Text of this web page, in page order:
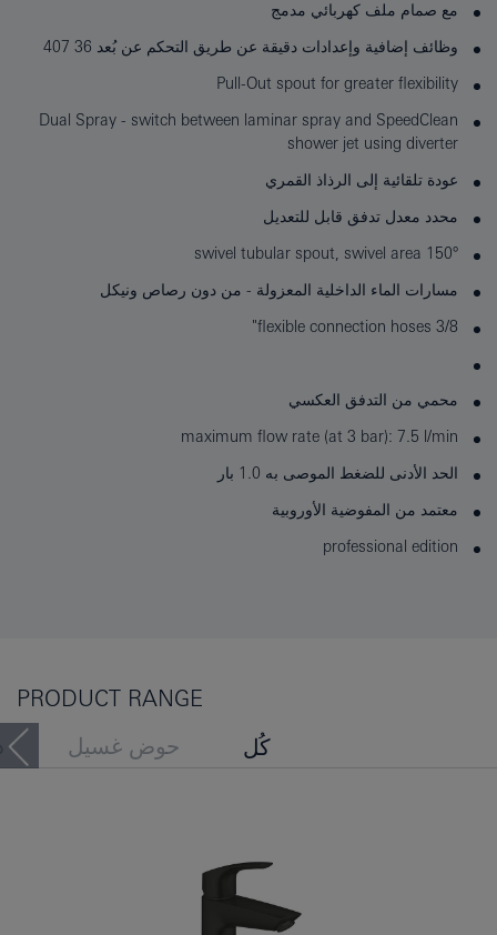
مع صمام ملف كهربائي مدمج
وظائف إضافية وإعدادات دقيقة عن طريق التحكم عن بُعد 36 407
Pull-Out spout for greater flexibility
Dual Spray - switch between laminar spray and SpeedClean
shower jet using diverter
عودة تلقائية إلى الرذاذ القمري
محدد معدل تدفق قابل للتعديل
swivel tubular spout, swivel area 150°
مسارات الماء الداخلية المعزولة - من دون رصاص ونيكل
flexible connection hoses 3/8"
محمي من التدفق العكسي
maximum flow rate (at 3 bar): 7.5 l/min
الحد الأدنى للضغط الموصى به 1.0 بار
معتمد من المفوضية الأوروبية
professional edition
PRODUCT RANGE
كُل حوض غسيل